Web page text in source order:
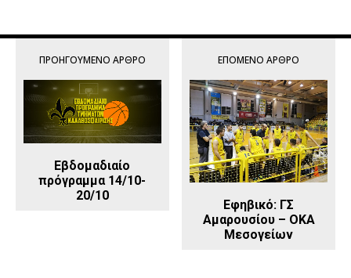
ΠΡΟΗΓΟΎΜΕΝΟ ΆΡΘΡΟ
Εβδομαδιαίο
πρόγραμμα 14/10-
20/10
ΕΠΌΜΕΝΟ ΆΡΘΡΟ
Εφηβικό: ΓΣ
Αμαρουσίου – ΟΚΑ
Μεσογείων